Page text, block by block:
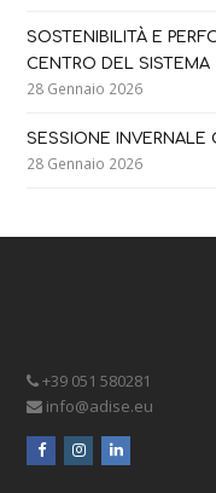
SOSTENIBILITÀ E
CENTRO DEL SISTEMA
28 Gennaio 2026
SESSIONE INVERNALE
28 Gennaio 2026
+39 051 580281
info@adise.eu
facebookinstagramlinkedin